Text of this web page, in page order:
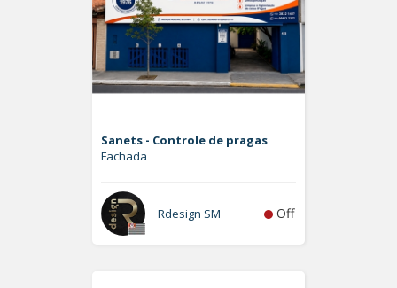
Sanets - Controle de pragas
Fachada
Rdesign SM Off